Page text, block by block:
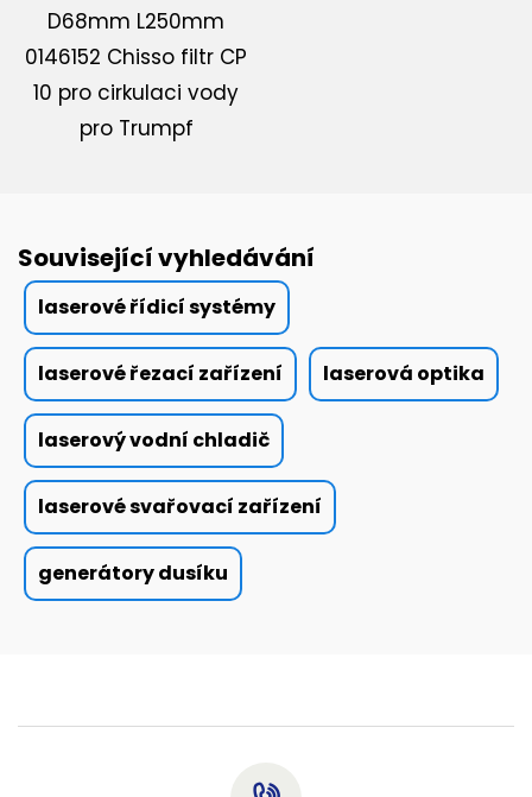
D68mm L250mm
0146152 Chisso filtr CP
10 pro cirkulaci vody
pro Trumpf
Související vyhledávání
laserové řídicí systémy
laserové řezací zařízení laserová optika
laserový vodní chladič
laserové svařovací zařízení
generátory dusíku